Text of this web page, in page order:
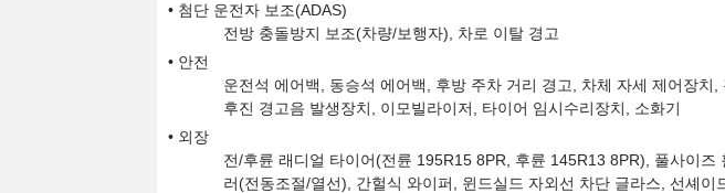
첨단 운전자 보조(ADAS)
전방 충돌방지 보조(차량/보행자), 차로 이탈 경고
안전
운전석 에어백, 동승석 에어백, 후방 주차 거리 경고, 차체 자세 제어장
후진 경고음 발생장치, 이모빌라이저, 타이어 임시수리장치, 소화기
외장
전/후륜 래디얼 타이어(전륜 195R15 8PR, 후륜 145R13 8PR), 풀사이
러(전동조절/열선), 간헐식 와이퍼, 윈드실드 자외선 차단 글라스, 선셰